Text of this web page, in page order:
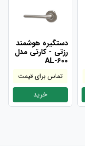
دستگیره هوشمند
رزتی - کارتی مدل
AL-600
تماس برای قیمت
خرید